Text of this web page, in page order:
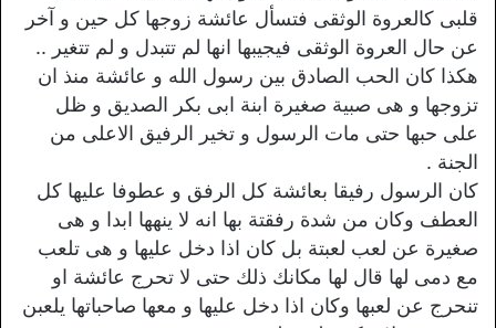
قلبى كالعروة الوثقى فتسأل عائشة زوجها كل حين و آخر
عن حال العروة الوثقى فيجيبها انها لم تتبدل و لم تتغير ..
هكذا كان الحب الصادق بين رسول الله و عائشة منذ ان
تزوجها و هى صبية صغيرة ابنة ابى بكر الصديق و ظل
على حبها حتى مات الرسول و تخير الرفيق الاعلى من
الجنة .
كان الرسول رفيقا بعائشة كل الرفق و عطوفا عليها كل
العطف وكان من شدة رفقتة بها انه لا ينهها ابدا و هى
صغيرة عن لعب لعبتة بل كان اذا دخل عليها و هى تلعب
مع دمى لها قال لها مكانك ذلك حتى لا تحرج عائشة او
تنحرج عن لعبها وكان اذا دخل عليها و معها صاحباتها يلعبن